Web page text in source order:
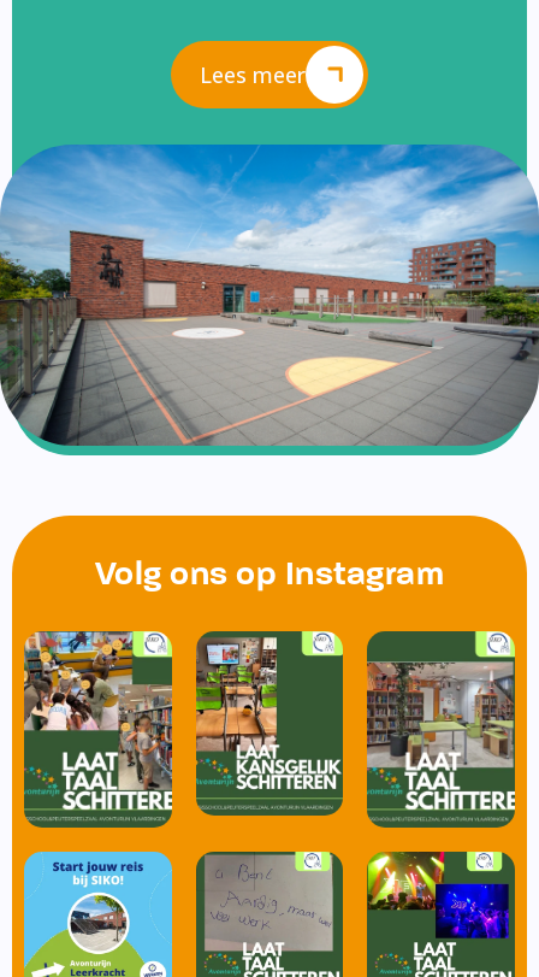
Lees meer
Volg ons op Instagram